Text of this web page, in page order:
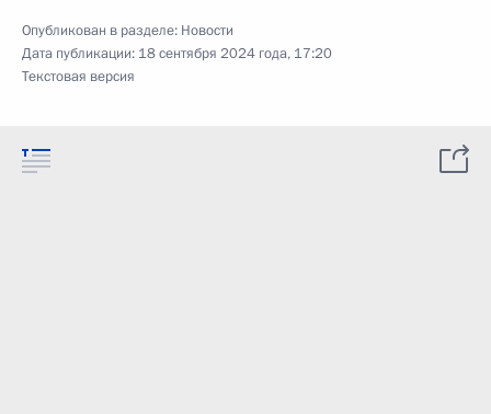
Опубликован в разделе: Новости
Дата публикации: 18 сентября 2024 года, 17:20
Текстовая версия